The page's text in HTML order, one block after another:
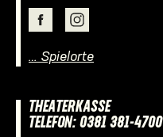
… Spielorte
THEATERKASSE
TELEFON: 0381 381-4700